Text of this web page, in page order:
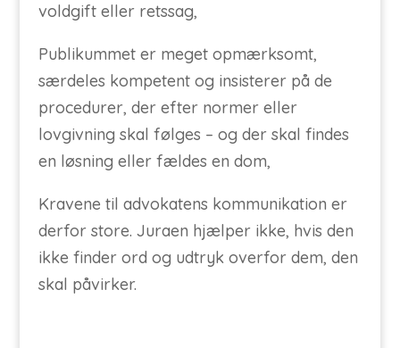
voldgift eller retssag,
Publikummet er meget opmærksomt,
særdeles kompetent og insisterer på de
procedurer, der efter normer eller
lovgivning skal følges – og der skal findes
en løsning eller fældes en dom,
Kravene til advokatens kommunikation er
derfor store. Juraen hjælper ikke, hvis den
ikke finder ord og udtryk overfor dem, den
skal påvirker.